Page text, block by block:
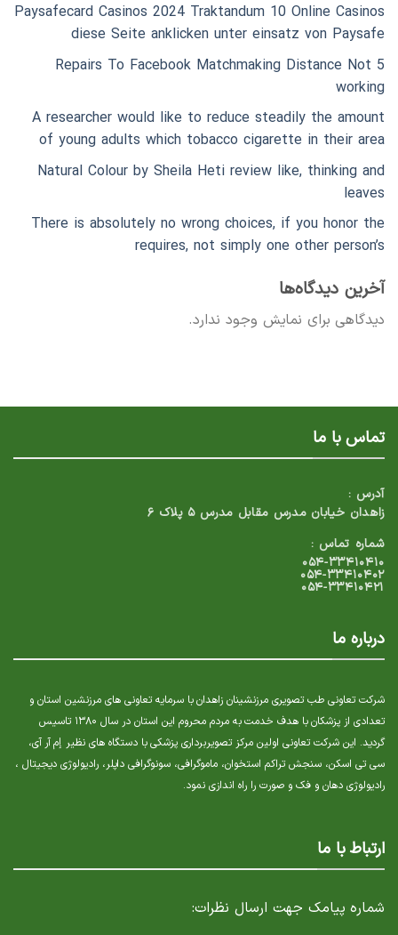
Paysafecard Casinos 2024 Traktandum 10 Online Casinos
diese Seite anklicken unter einsatz von Paysafe
5 Repairs To Facebook Matchmaking Distance Not
working
A researcher would like to reduce steadily the amount
of young adults which tobacco cigarette in their area
Natural Colour by Sheila Heti review like, thinking and
leaves
There is absolutely no wrong choices, if you honor the
requires, not simply one other person’s
آخرین دیدگاه‌ها
دیدگاهی برای نمایش وجود ندارد.
تماس با ما
آدرس :
زاهدان خیابان مدرس مقابل مدرس ۵ پلاک ۶
شماره تماس :
۰۵۴-۳۳۴۱۰۴۱۰
۰۵۴-۳۳۴۱۰۴۰۲
۰۵۴-۳۳۴۱۰۴۲۱
درباره ما
شرکت تعاونی طب تصویری مرزنشینان زاهدان با سرمایه تعاونی های مرزنشین استان و
تعدادی از پزشکان با هدف خدمت به مردم محروم این استان در سال ۱۳۸۰ تاسیس
گردید. این شرکت تعاونی اولین مرکز تصویربرداری پزشکی با دستگاه های نظیر إم آر آی،
سی تی اسکن، سنجش تراکم استخوان، ماموگرافی، سونوگرافی داپلر، رادیولوژی دیجیتال ،
رادیولوژی دهان و فک و صورت را راه اندازی نمود.
ارتباط با ما
شماره پیامک جهت ارسال نظرات: